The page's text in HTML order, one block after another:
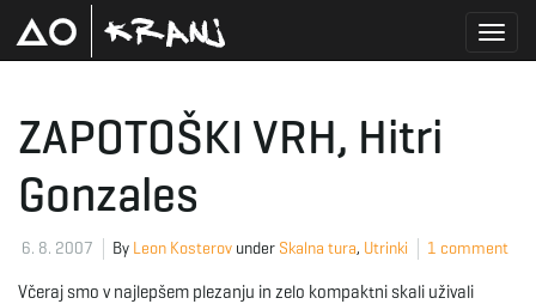
ZAPOTOŠKI VRH, Hitri
Gonzales
6. 8. 2007 By Leon Kosterov under Skalna tura, Utrinki 1 comment
Včeraj smo v najlepšem plezanju in zelo kompaktni skali uživali